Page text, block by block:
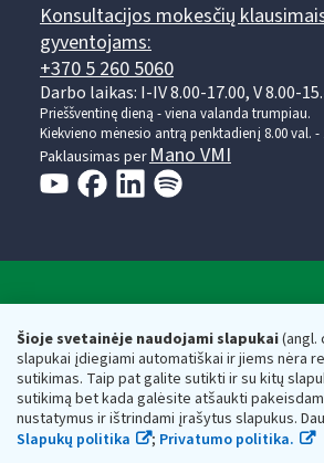
Šioje svetainėje naudojami slapukai(angl.
slapukai įdiegiami automatiškai ir jiems nėra
sutikimas. Taip pat galite sutikti ir su kitų
sutikimą bet kada galėsite atšaukti
nustatymus ir ištrindami įrašytus slapukus.
Slapukų politika
; Privatumo politika.
Konsultacijos mokesčių
gyventojams:
+370 5 260 5060
Darbo laikas: I-IV 8.00-17.00, V 8.00-
Prieššventinę dieną - viena valanda trumpiau.
Kiekvieno mėnesio antrą penktadienį 8.00 val. -
Paklausimas per Mano VMI
Respublikos finansų ministerijos
Biudžetinė įstaiga. Juridinio asmens kodas —
adresas: Vasario 16-osios g. 14, 01107 Vilnius,
vmi@vmi.lt, E. pristatymo dėžutės adresas
Duomenys apie Valstybinę mokesčių
Respublikos finansų ministerijos kaupiami ir